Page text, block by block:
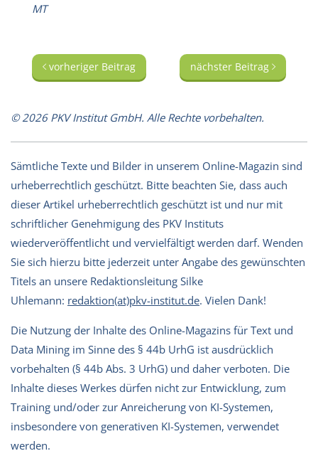
MT
vorheriger Beitrag nächster Beitrag
© 2026 PKV Institut GmbH. Alle Rechte vorbehalten.
Sämtliche Texte und Bilder in unserem Online-Magazin sind
urheberrechtlich geschützt. Bitte beachten Sie, dass auch
dieser Artikel urheberrechtlich geschützt ist und nur mit
schriftlicher Genehmigung des PKV Instituts
wiederveröffentlicht und vervielfältigt werden darf. Wenden
Sie sich hierzu bitte jederzeit unter Angabe des gewünschten
Titels an unsere Redaktionsleitung Silke
Uhlemann: redaktion(at)pkv-institut.de. Vielen Dank!
Die Nutzung der Inhalte des Online-Magazins für Text und
Data Mining im Sinne des § 44b UrhG ist ausdrücklich
vorbehalten (§ 44b Abs. 3 UrhG) und daher verboten. Die
Inhalte dieses Werkes dürfen nicht zur Entwicklung, zum
Training und/oder zur Anreicherung von KI-Systemen,
insbesondere von generativen KI-Systemen, verwendet
werden.